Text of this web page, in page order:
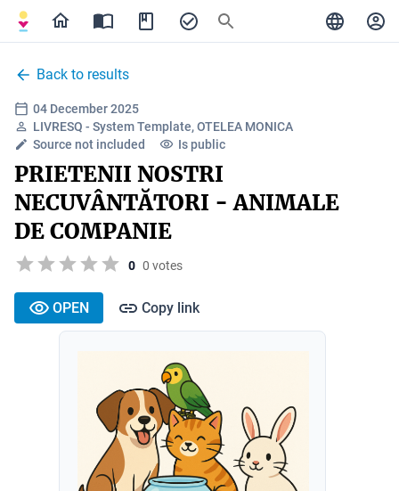
Back to results
04 December 2025
LIVRESQ - System Template, OTELEA MONICA
Source not included
Is public
PRIETENII NOSTRI
NECUVÂNTĂTORI - ANIMALE
DE COMPANIE
0 0 votes
OPEN Copy link